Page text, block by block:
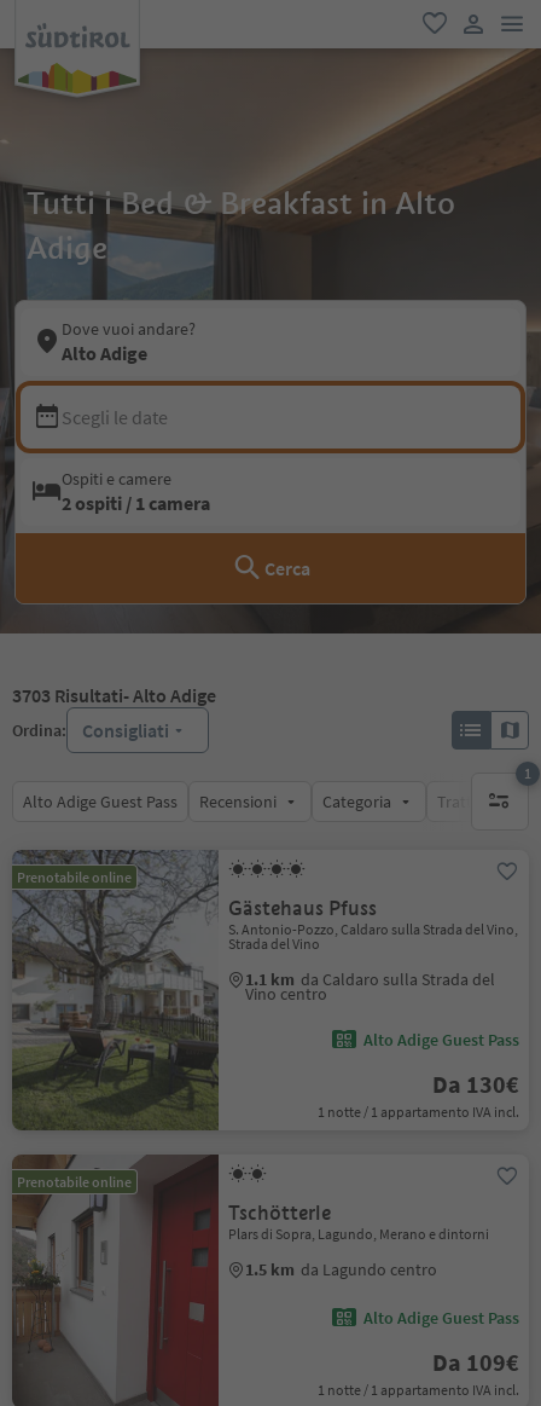
favoriti
user link
Tutti i Bed & Breakfast in Alto
Adige
Dove vuoi andare?
Alto Adige
Scegli le date
Ospiti e camere
2 ospiti / 1 camera
Cerca
3703 Risultati- Alto Adige
Ordina: Consigliati
Alto Adige Guest Pass Recensioni Categoria Trattamento
1
1 filtro
Prenotabile online
Gästehaus Pfuss
S. Antonio-Pozzo, Caldaro sulla Strada del Vino,
Strada del Vino
1.1 km da Caldaro sulla Strada del
Vino centro
Alto Adige Guest Pass
Da 130€
1 notte / 1 appartamento IVA incl.
Prenotabile online
Tschötterle
Plars di Sopra, Lagundo, Merano e dintorni
1.5 km da Lagundo centro
Alto Adige Guest Pass
Da 109€
1 notte / 1 appartamento IVA incl.